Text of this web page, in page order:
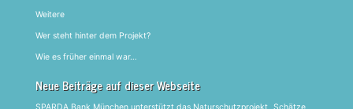
Weitere
Wer steht hinter dem Projekt?
Wie es früher einmal war…
Neue Beiträge auf dieser Webseite